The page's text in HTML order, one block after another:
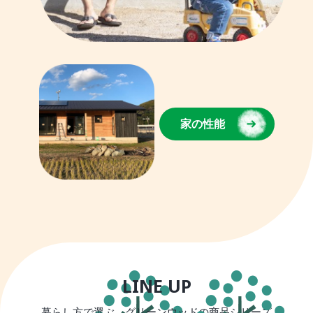
家の性能
LINE UP